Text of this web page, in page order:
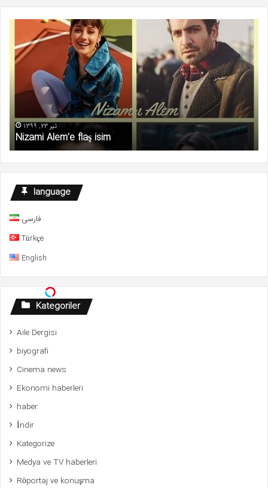
Alem’e
flaş
isim
تیر 23, 1399
Nizami Alem’e flaş isim
language
فارسی
Türkçe
English
Kategoriler
Aile Dergisi
biyografi
Cinema news
Ekonomi haberleri
haber
İndir
Kategorize
Medya ve TV haberleri
Röportaj ve konuşma